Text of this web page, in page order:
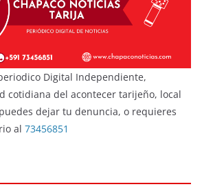
Digital Independiente,
cotidiana del acontecer tarijeño, local
dejar tu denuncia, o requieres
al 73456851